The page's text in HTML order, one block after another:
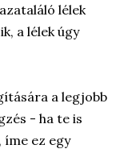
lélek
a lélek úgy
a legjobb
- ha te is
íme ez egy